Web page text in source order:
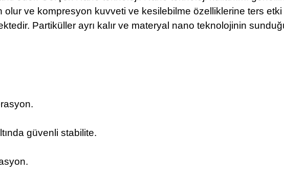
ve kompresyon kuvveti ve kesilebilme özelliklerine ters etki
Partiküller ayrı kalır ve materyal nano teknolojinin
güvenli stabilite.